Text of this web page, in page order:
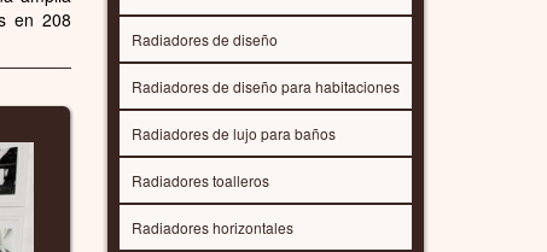
en 208
Radiadores de diseño
Radiadores de diseño para habitaciones
Radiadores de lujo para baños
Radiadores toalleros
Radiadores horizontales